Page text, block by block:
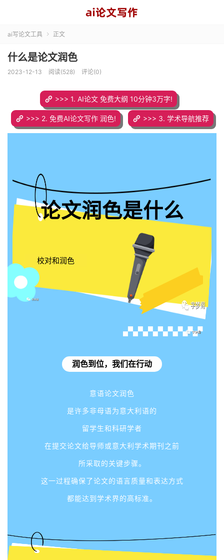
ai写论文工具  正文
什么是论文润色
2023-12-13 阅读(528) 评论(0)
>>> 1. AI论文 免费大纲 10分钟3万字!
>>> 2. 免费AI论文写作 润色! >>> 3. 学术导航推荐
论文润色是什么
校对和润色
润色到位，我们在行动
意语论文润色
是许多非母语为意大利语的
留学生和科研学者
在提交论文给导师或意大利学术期刊之前
所采取的关键步骤。
这一过程确保了论文的语言质量和表达方式
都能达到学术界的高标准。